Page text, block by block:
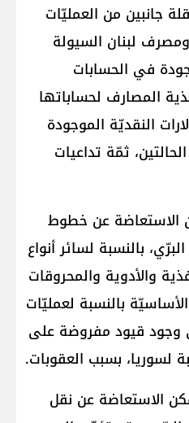
جانبين من العمليّات
لبنان السيولة
في الحسابات
المصارف لحساباتها
النقديّة الموجودة
ثمّة تداعيات
الاستعاضة عن خطوط
بالنسبة لسائر أنواع
والأدوية والمحروقات
بالنسبة لعمليّات
وجود قيود مفروضة على
لسوريا، بسبب العقوبات.
الاستعاضة عن نقل